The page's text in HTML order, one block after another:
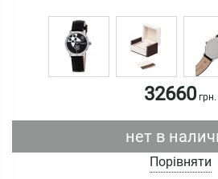
32660грн.
нет в
Порівняти